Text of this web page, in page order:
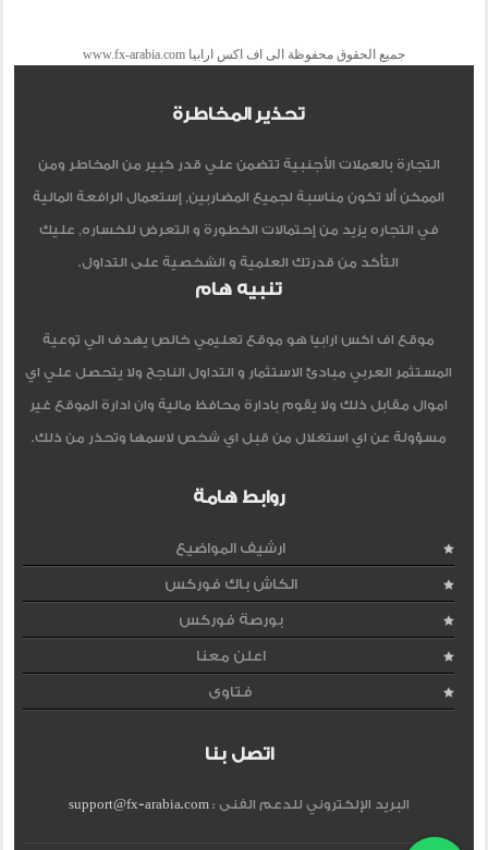
جميع الحقوق محفوظة الى اف اكس ارابيا www.fx-arabia.com
تحذير المخاطرة
التجارة بالعملات الأجنبية تتضمن علي قدر كبير من المخاطر ومن
الممكن ألا تكون مناسبة لجميع المضاربين, إستعمال الرافعة المالية
في التجاره يزيد من إحتمالات الخطورة و التعرض للخساره, عليك
التأكد من قدرتك العلمية و الشخصية على التداول.
تنبيه هام
موقع اف اكس ارابيا هو موقع تعليمي خالص يهدف الي توعية
المستثمر العربي مبادئ الاستثمار و التداول الناجح ولا يتحصل علي اي
اموال مقابل ذلك ولا يقوم بادارة محافظ مالية وان ادارة الموقع غير
مسؤولة عن اي استغلال من قبل اي شخص لاسمها وتحذر من ذلك.
روابط هامة
ارشيف المواضيع
الكاش باك فوركس
بورصة فوركس
اعلن معنا
فتاوى
اتصل بنا
البريد الإلكتروني للدعم الفنى :support@fx-arabia.com